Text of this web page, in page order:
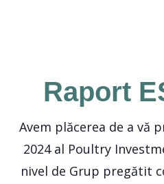
Raport
Avem plăcerea de a vă
2024 al Poultry
nivel de Grup pregătit